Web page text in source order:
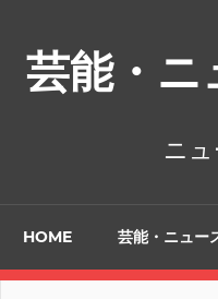
芸能・
ニ
HOME 芸能・ニュー